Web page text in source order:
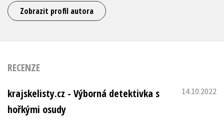
Zobrazit profil autora
RECENZE
krajskelisty.cz - Výborná detektivka s
hořkými osudy
14.10.2022